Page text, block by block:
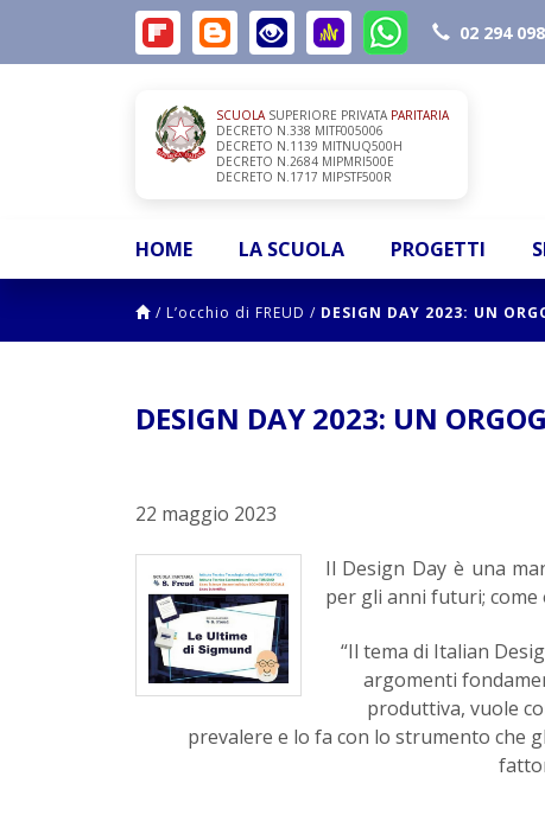
02 294
SCUOLASUPERIORE PRIVATA PARITARIA
DECRETO N.338 MITF005006
DECRETO N.1139 MITNUQ500H
DECRETO N.2684 MIPMRI500E
DECRETO N.1717 MIPSTF500R
HOME LA SCUOLA PROGETTI
/ L’occhio di FREUD / DESIGN DAY 2023: UN
DESIGN DAY 2023: UN
22 maggio 2023
Il Design Day è una
per gli anni futuri; come
“Il tema di Italian
argomenti
produttiva, vuole
prevalere e lo fa con lo strumento che